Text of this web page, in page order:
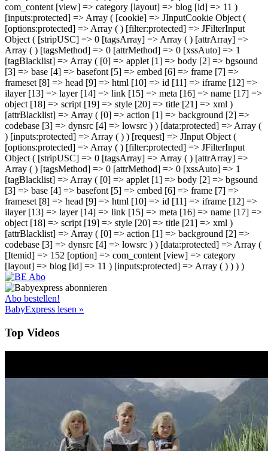
com_content [view] => category [layout] => blog [id] => 11 )
[inputs:protected] => Array ( [cookie] => JInputCookie Object (
[options:protected] => Array ( ) [filter:protected] => JFilterInput
Object ( [stripUSC] => 0 [tagsArray] => Array ( ) [attrArray] =>
Array ( ) [tagsMethod] => 0 [attrMethod] => 0 [xssAuto] => 1
[tagBlacklist] => Array ( [0] => applet [1] => body [2] => bgsound
[3] => base [4] => basefont [5] => embed [6] => frame [7] =>
frameset [8] => head [9] => html [10] => id [11] => iframe [12] =>
ilayer [13] => layer [14] => link [15] => meta [16] => name [17] =>
object [18] => script [19] => style [20] => title [21] => xml )
[attrBlacklist] => Array ( [0] => action [1] => background [2] =>
codebase [3] => dynsrc [4] => lowsrc ) ) [data:protected] => Array (
) [inputs:protected] => Array ( ) ) [request] => JInput Object (
[options:protected] => Array ( ) [filter:protected] => JFilterInput
Object ( [stripUSC] => 0 [tagsArray] => Array ( ) [attrArray] =>
Array ( ) [tagsMethod] => 0 [attrMethod] => 0 [xssAuto] => 1
[tagBlacklist] => Array ( [0] => applet [1] => body [2] => bgsound
[3] => base [4] => basefont [5] => embed [6] => frame [7] =>
frameset [8] => head [9] => html [10] => id [11] => iframe [12] =>
ilayer [13] => layer [14] => link [15] => meta [16] => name [17] =>
object [18] => script [19] => style [20] => title [21] => xml )
[attrBlacklist] => Array ( [0] => action [1] => background [2] =>
codebase [3] => dynsrc [4] => lowsrc ) ) [data:protected] => Array (
[Itemid] => 152 [option] => com_content [view] => category
[layout] => blog [id] => 11 ) [inputs:protected] => Array ( ) ) ) )
Abo bestellen!
BabyExpress lesen »
Top Videos